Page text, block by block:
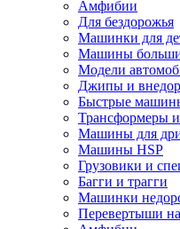
Амфибии
Для бездорожья
Машинки для
Машины
Модели
Джипы и
Быстрые
Трансформеры
Машины для
Машины HSP
Грузовики и
Багги и трагги
Машинки
Перевертыши на